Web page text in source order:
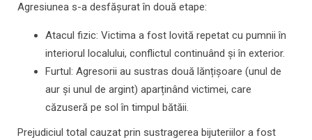
Agresiunea s-a desfășurat în două etape:
Atacul fizic: Victima a fost lovită repetat cu pumnii în
interiorul localului, conflictul continuând și în exterior.
Furtul: Agresorii au sustras două lănțișoare (unul de
aur și unul de argint) aparținând victimei, care
căzuseră pe sol în timpul bătăii.
Prejudiciul total cauzat prin sustragerea bijuteriilor a fost